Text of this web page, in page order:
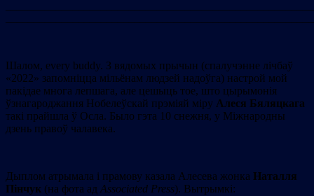
Шалом, every buddy. З вядомых прычын (спалучэнне лічбаў
«2022» запомніцца мільёнам людзей надоўга) настрой мой
пакідае многа лепшага, але цешыць тое, што цырымонія
ўзнагароджання Нобелеўскай прэміяй міру Алеся Бяляцкага
такі прайшла ў Осла. Было гэта 10 снежня, у Міжнародны
дзень правоў чалавека.
Дыплом атрымала і прамову казала Алесева жонка Наталля
Пінчук (на фота ад Associated Press). Вытрымкі: